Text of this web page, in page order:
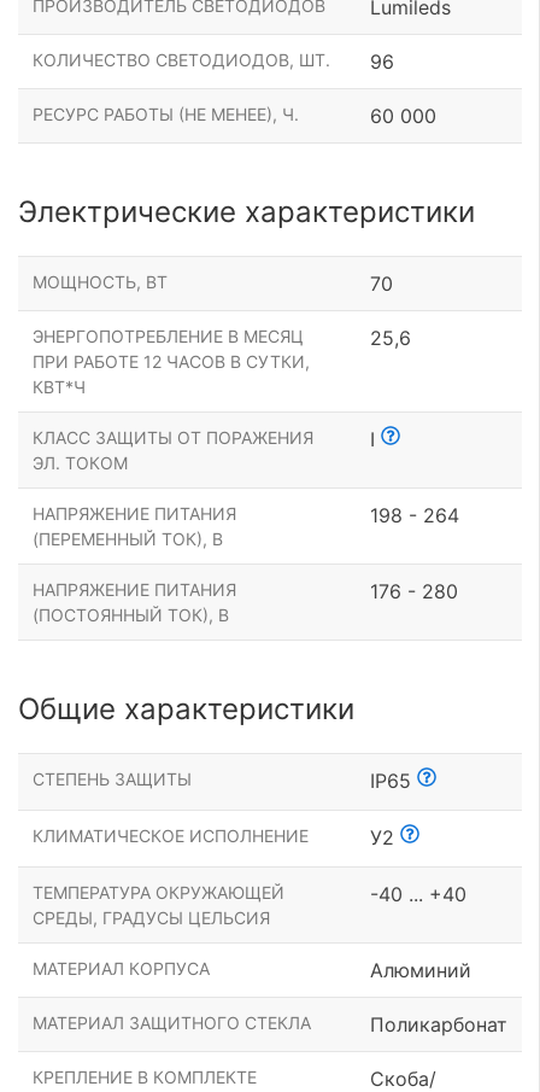
ПРОИЗВОДИТЕЛЬ СВЕТОДИОДОВ Lumileds
КОЛИЧЕСТВО СВЕТОДИОДОВ, ШТ. 96
РЕСУРС РАБОТЫ (НЕ МЕНЕЕ), Ч. 60 000
Электрические характеристики
МОЩНОСТЬ, ВТ 70
ЭНЕРГОПОТРЕБЛЕНИЕ В МЕСЯЦ
ПРИ РАБОТЕ 12 ЧАСОВ В СУТКИ,
КВТ*Ч
25,6
КЛАСС ЗАЩИТЫ ОТ ПОРАЖЕНИЯ
ЭЛ. ТОКОМ
I
НАПРЯЖЕНИЕ ПИТАНИЯ
(ПЕРЕМЕННЫЙ ТОК), В
198 - 264
НАПРЯЖЕНИЕ ПИТАНИЯ
(ПОСТОЯННЫЙ ТОК), В
176 - 280
Общие характеристики
СТЕПЕНЬ ЗАЩИТЫ IP65
КЛИМАТИЧЕСКОЕ ИСПОЛНЕНИЕ У2
ТЕМПЕРАТУРА ОКРУЖАЮЩЕЙ
СРЕДЫ, ГРАДУСЫ ЦЕЛЬСИЯ
-40 ... +40
МАТЕРИАЛ КОРПУСА Алюминий
МАТЕРИАЛ ЗАЩИТНОГО СТЕКЛА Поликарбонат
КРЕПЛЕНИЕ В КОМПЛЕКТЕ
Скоба/